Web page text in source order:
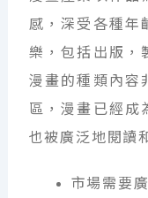
感，深受各種年
樂，包括出版，
漫畫的種類內容
區，漫畫已經成
也被廣泛地閱讀
市場需要